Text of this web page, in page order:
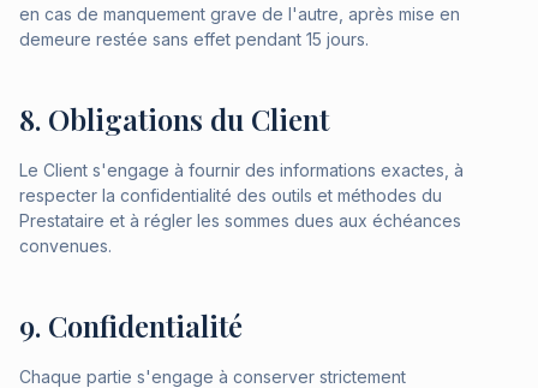
en cas de manquement grave de l'autre, après mise en
demeure restée sans effet pendant 15 jours.
8. Obligations du Client
Le Client s'engage à fournir des informations exactes, à
respecter la confidentialité des outils et méthodes du
Prestataire et à régler les sommes dues aux échéances
convenues.
9. Confidentialité
Chaque partie s'engage à conserver strictement